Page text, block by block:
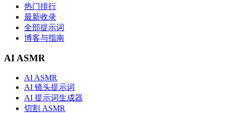
热门排行
最新收录
全部提示词
博客与指南
AI ASMR
AI ASMR
AI 镜头提示词
AI 提示词生成器
切割 ASMR